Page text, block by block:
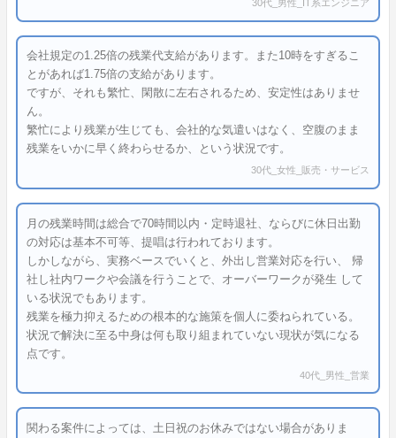
30代_男性_IT系エンジニア
会社規定の1.25倍の残業代支給があります。また10時をすぎるこ
とがあれば1.75倍の支給があります。
ですが、それも繁忙、閑散に左右されるため、安定性はありませ
ん。
繁忙により残業が生じても、会社的な気遣いはなく、空腹のまま
残業をいかに早く終わらせるか、という状況です。
30代_女性_販売・サービス
月の残業時間は総合で70時間以内・定時退社、ならびに休日出勤
の対応は基本不可等、提唱は行われております。
しかしながら、実務ベースでいくと、外出し営業対応を行い、 帰
社し社内ワークや会議を行うことで、オーバーワークが発生 して
いる状況でもあります。
残業を極力抑えるための根本的な施策を個人に委ねられている。
状況で解決に至る中身は何も取り組まれていない現状が気になる
点です。
40代_男性_営業
関わる案件によっては、土日祝のお休みではない場合がありま